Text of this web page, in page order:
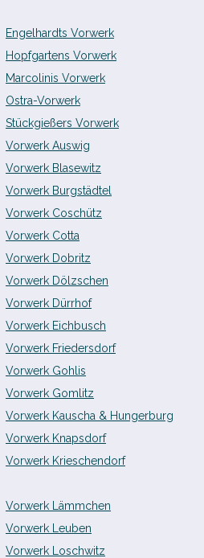
Engelhardts Vorwerk
Hopfgartens Vorwerk
Marcolinis Vorwerk
Ostra-​Vorwerk
Stückgießers Vorwerk
Vorwerk Auswig
Vorwerk Blasewitz
Vorwerk Burgstädtel
Vorwerk Coschütz
Vorwerk Cotta
Vorwerk Dobritz
Vorwerk Dölzschen
Vorwerk Dürrhof
Vorwerk Eichbusch
Vorwerk Friedersdorf
Vorwerk Gohlis
Vorwerk Gomlitz
Vorwerk Kauscha & Hungerburg
Vorwerk Knapsdorf
Vorwerk Krieschendorf
Vorwerk Lämmchen
Vorwerk Leuben
Vorwerk Loschwitz